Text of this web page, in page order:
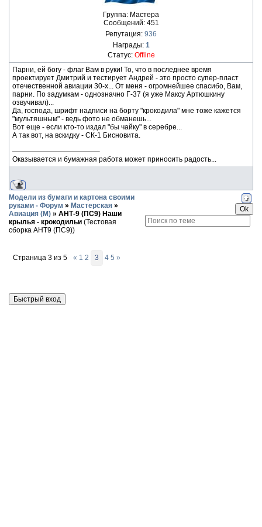
Группа: Мастера
Сообщений: 451
Репутация: 936
Награды: 1
Статус: Offline
Парни, ей богу - флаг Вам в руки! То, что в последнее время
проектирует Дмитрий и тестирует Андрей - это просто супер-пласт
отечественной авиации 30-х... От меня - огромнейшее спасибо, Вам,
парни. По задумкам - однозначно Г-37 (я уже Максу Артюшкину
озвучивал)...
Да, господа, шрифт надписи на борту "крокодила" мне тоже кажется
"мультяшным" - ведь фото не обманешь...
Вот еще - если кто-то издал "бы чайку" в серебре...
А так вот, на вскидку - СК-1 Бисновита.
Оказывается и бумажная работа может приносить радость...
Модели из бумаги и картона своими
руками - Форум » Мастерская »
Авиация (М) » АНТ-9 (ПС9) Наши
крылья - крокодильи (Тестовая
сборка АНТ9 (ПС9))
Страница 3 из 5 « 1 2 3 4 5 »